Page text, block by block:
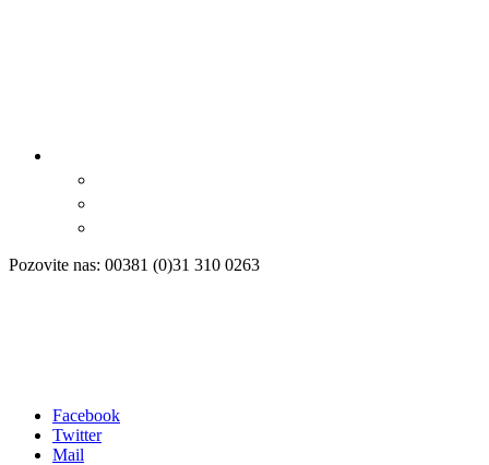
Pozovite nas: 00381 (0)31 310 0263
Facebook
Twitter
Mail